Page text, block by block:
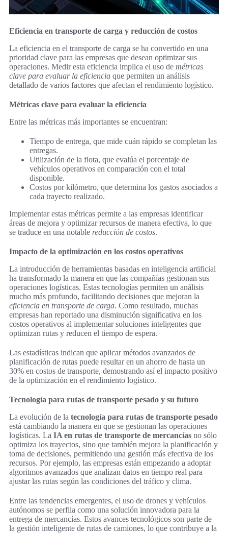
Eficiencia en transporte de carga y reducción de costos
La eficiencia en el transporte de carga se ha convertido en una
prioridad clave para las empresas que desean optimizar sus
operaciones. Medir esta eficiencia implica el uso de métricas
clave para evaluar la eficiencia que permiten un análisis
detallado de varios factores que afectan el rendimiento logístico.
Métricas clave para evaluar la eficiencia
Entre las métricas más importantes se encuentran:
Tiempo de entrega, que mide cuán rápido se completan las
entregas.
Utilización de la flota, que evalúa el porcentaje de
vehículos operativos en comparación con el total
disponible.
Costos por kilómetro, que determina los gastos asociados a
cada trayecto realizado.
Implementar estas métricas permite a las empresas identificar
áreas de mejora y optimizar recursos de manera efectiva, lo que
se traduce en una notable reducción de costos.
Impacto de la optimización en los costos operativos
La introducción de herramientas basadas en inteligencia artificial
ha transformado la manera en que las compañías gestionan sus
operaciones logísticas. Estas tecnologías permiten un análisis
mucho más profundo, facilitando decisiones que mejoran la
eficiencia en transporte de carga. Como resultado, muchas
empresas han reportado una disminución significativa en los
costos operativos al implementar soluciones inteligentes que
optimizan rutas y reducen el tiempo de espera.
Las estadísticas indican que aplicar métodos avanzados de
planificación de rutas puede resultar en un ahorro de hasta un
30% en costos de transporte, demostrando así el impacto positivo
de la optimización en el rendimiento logístico.
Tecnología para rutas de transporte pesado y su futuro
La evolución de la tecnología para rutas de transporte pesado
está cambiando la manera en que se gestionan las operaciones
logísticas. La IA en rutas de transporte de mercancías no sólo
optimiza los trayectos, sino que también mejora la planificación y
toma de decisiones, permitiendo una gestión más efectiva de los
recursos. Por ejemplo, las empresas están empezando a adoptar
algoritmos avanzados que analizan datos en tiempo real para
ajustar las rutas según las condiciones del tráfico y clima.
Entre las tendencias emergentes, el uso de drones y vehículos
autónomos se perfila como una solución innovadora para la
entrega de mercancías. Estos avances tecnológicos son parte de
la gestión inteligente de rutas de camiones, lo que contribuye a la